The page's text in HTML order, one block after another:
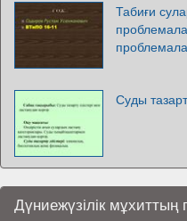
Табиғи
Суды
Дүниежүзілік